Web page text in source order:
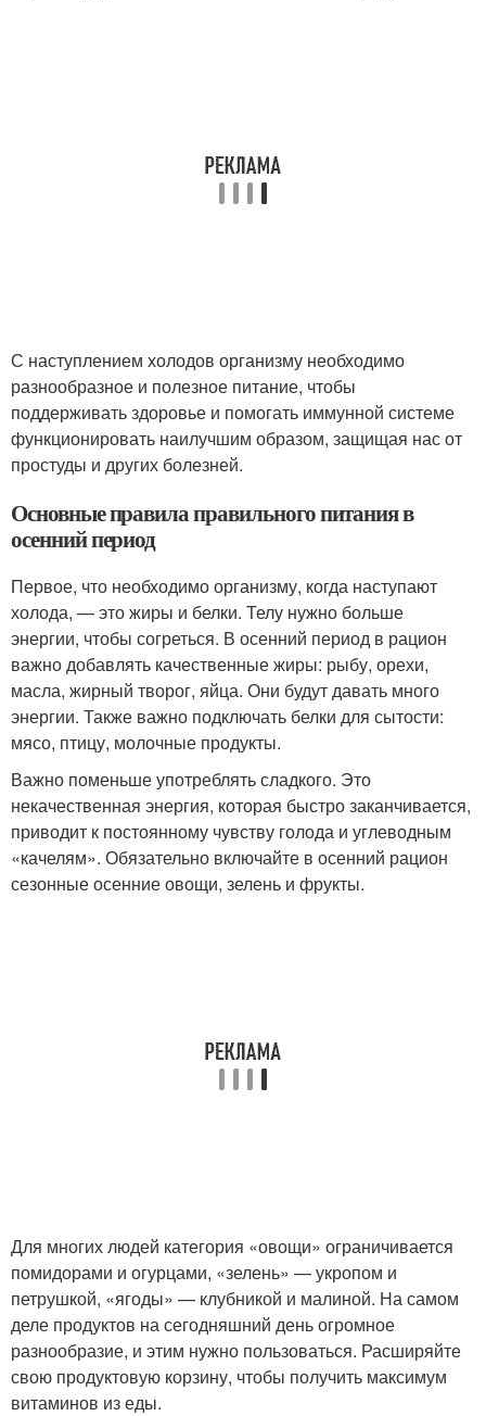
С наступлением холодов организму необходимо
разнообразное и полезное питание, чтобы
поддерживать здоровье и помогать иммунной системе
функционировать наилучшим образом, защищая нас от
простуды и других болезней.
Основные правила правильного питания в
осенний период
Первое, что необходимо организму, когда наступают
холода, — это жиры и белки. Телу нужно больше
энергии, чтобы согреться. В осенний период в рацион
важно добавлять качественные жиры: рыбу, орехи,
масла, жирный творог, яйца. Они будут давать много
энергии. Также важно подключать белки для сытости:
мясо, птицу, молочные продукты.
Важно поменьше употреблять сладкого. Это
некачественная энергия, которая быстро заканчивается,
приводит к постоянному чувству голода и углеводным
«качелям». Обязательно включайте в осенний рацион
сезонные осенние овощи, зелень и фрукты.
Для многих людей категория «овощи» ограничивается
помидорами и огурцами, «зелень» — укропом и
петрушкой, «ягоды» — клубникой и малиной. На самом
деле продуктов на сегодняшний день огромное
разнообразие, и этим нужно пользоваться. Расширяйте
свою продуктовую корзину, чтобы получить максимум
витаминов из еды.